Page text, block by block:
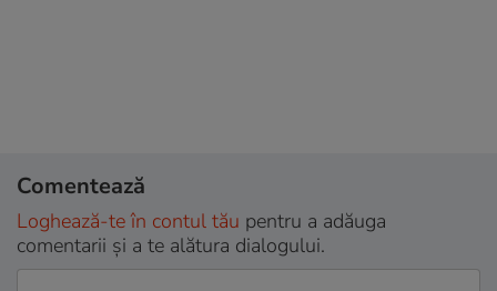
Comentează
Loghează-te în contul tău pentru a adăuga
comentarii și a te alătura dialogului.